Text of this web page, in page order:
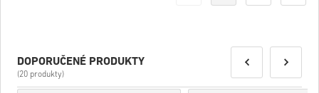
DOPORUČENÉ PRODUKTY
(20 produkty)